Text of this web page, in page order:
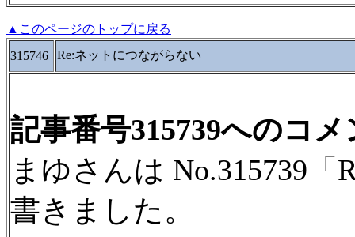
▲このページのトップに戻る
315746
Re:ネットにつながらない
記事番号315739へのコメ
まゆさんは No.315739
書きました。